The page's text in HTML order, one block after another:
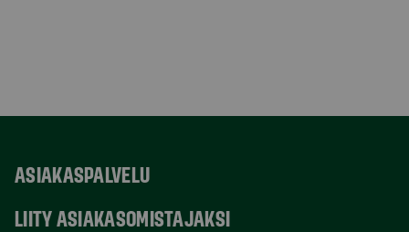
ASIAKASPALVELU
LIITY ASIAKASOMISTAJAKSI